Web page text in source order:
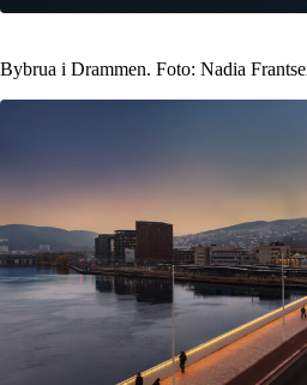
Bybrua i Drammen. Foto: Nadia